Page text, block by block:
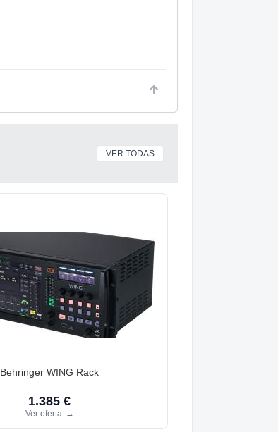
VER TODAS
Behringer WING Rack
1.385 €
Ver oferta →